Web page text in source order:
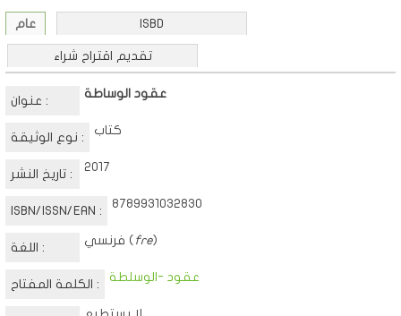
عام ISBD
تقديم اقتراح شراء
عنوان :
عقود الوساطة
نوع الوثيقة :
كتاب
تاريخ النشر :
2017
ISBN/ISSN/EAN :
8789931032830
اللغة :
فرنسي ( fre)
الكلمة المفتاح :
عقود -الوسلطة